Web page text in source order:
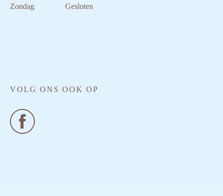
Zondag
Gesloten
VOLG ONS OOK OP